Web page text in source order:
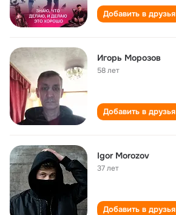
Добавить в друзья
Игорь Морозов
58 лет
Добавить в друзья
Igor Morozov
37 лет
Добавить в друзья